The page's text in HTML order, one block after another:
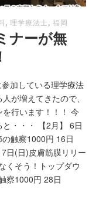
, 理学療法士, 福岡
ナーが無
加している理学療法
が増えてきたので、
行います！！！ 今
・・・ 【2月】 6日
触察1000円 16日
日(日)皮膚筋膜リリー
くそう！トップダウ
察1000円 28日